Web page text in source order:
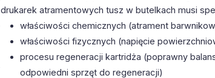
drukarek atramentowych tusz w butelkach musi
właściwości chemicznych (atrament
właściwości fizycznych (napięcie
procesu regeneracji kartridża (poprawny
odpowiedni sprzęt do regeneracji)